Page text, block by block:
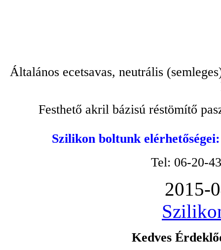
Általános ecetsavas, neutrális
Festhető akril bázisú réstömítő
Szilikon boltunk
Tel: 06-20-
2015-
Kedves